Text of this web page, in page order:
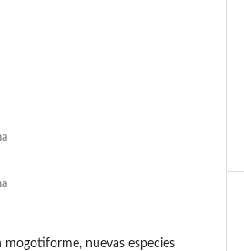
mogotiforme, nuevas especies